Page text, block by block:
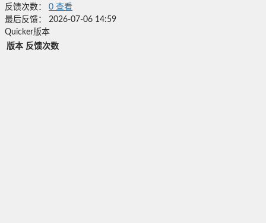
反馈次数：
0 查看
最后反馈：
2026-07-06 14:59
Quicker版本
版本 反馈次数